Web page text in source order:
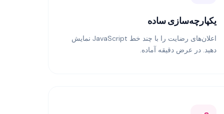
یکپارچه‌سازی ساده
اعلان‌های رضایت را با چند خط JavaScript نمایش
دهید. در عرض دقیقه آماده.